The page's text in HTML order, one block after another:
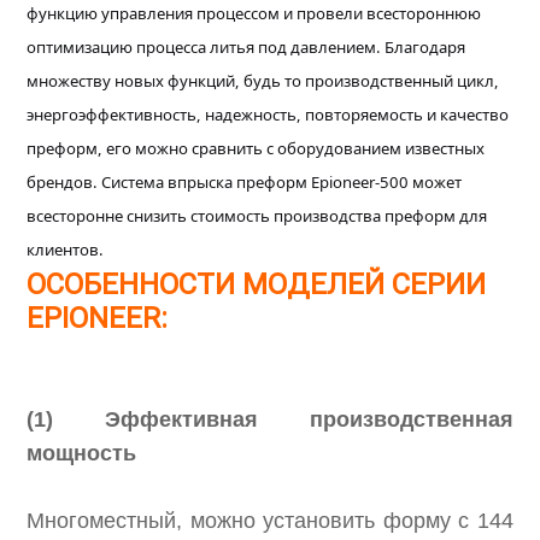
функцию управления процессом и провели всестороннюю
оптимизацию процесса литья под давлением. Благодаря
множеству новых функций, будь то производственный цикл,
энергоэффективность, надежность, повторяемость и качество
преформ, его можно сравнить с оборудованием известных
брендов. Система впрыска преформ Epioneer-500 может
всесторонне снизить стоимость производства преформ для
клиентов.
ОСОБЕННОСТИ МОДЕЛЕЙ СЕРИИ
EPIONEER:
(1) Эффективная производственная
мощность
Многоместный, можно установить форму с 144